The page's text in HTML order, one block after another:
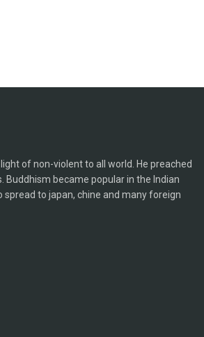
of non-violent to all world. He preached
Buddhism became popular in the Indian
spread to japan, chine and many foreign